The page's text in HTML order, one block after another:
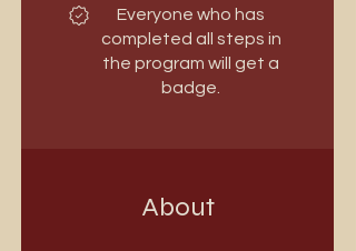
Everyone who has
completed all steps in
the program will get a
badge.
About